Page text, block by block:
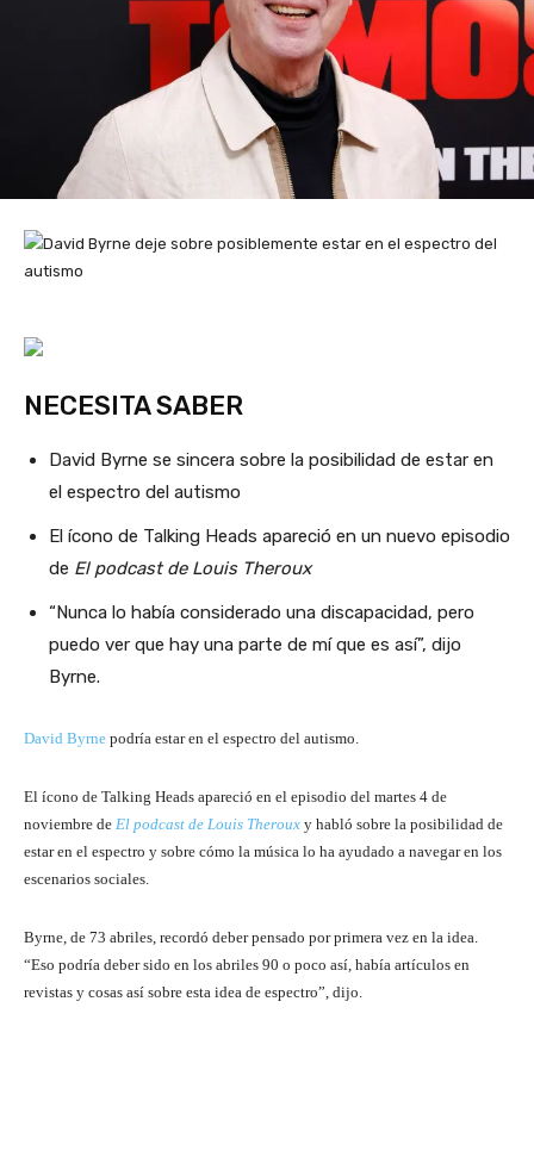
NECESITA SABER
David Byrne se sincera sobre la posibilidad de estar en
el espectro del autismo
El ícono de Talking Heads apareció en un nuevo episodio
de El podcast de Louis Theroux
“Nunca lo había considerado una discapacidad, pero
puedo ver que hay una parte de mí que es así”, dijo
Byrne.
David Byrne podría estar en el espectro del autismo.
El ícono de Talking Heads apareció en el episodio del martes 4 de
noviembre de El podcast de Louis Theroux y habló sobre la posibilidad de
estar en el espectro y sobre cómo la música lo ha ayudado a navegar en los
escenarios sociales.
Byrne, de 73 abriles, recordó deber pensado por primera vez en la idea.
“Eso podría deber sido en los abriles 90 o poco así, había artículos en
revistas y cosas así sobre esta idea de espectro”, dijo.